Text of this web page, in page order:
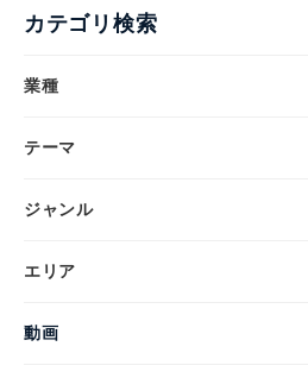
カテゴリ検索
業種
テーマ
ジャンル
エリア
動画